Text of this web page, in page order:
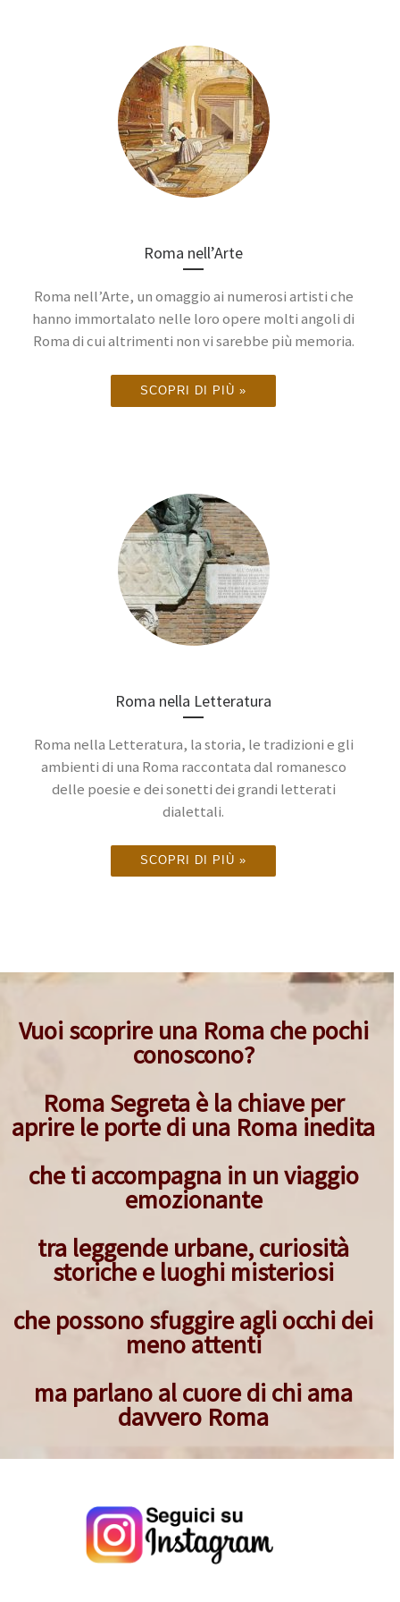
Roma nell’Arte
Roma nell’Arte, un omaggio ai numerosi artisti che
hanno immortalato nelle loro opere molti angoli di
Roma di cui altrimenti non vi sarebbe più memoria.
SCOPRI DI PIÙ »
Roma nella Letteratura
Roma nella Letteratura, la storia, le tradizioni e gli
ambienti di una Roma raccontata dal romanesco
delle poesie e dei sonetti dei grandi letterati
dialettali.
SCOPRI DI PIÙ »
Vuoi scoprire una Roma che pochi
conoscono?
Roma Segreta è la chiave per
aprire le porte di una Roma inedita
che ti accompagna in un viaggio
emozionante
tra leggende urbane, curiosità
storiche e luoghi misteriosi
che possono sfuggire agli occhi dei
meno attenti
ma parlano al cuore di chi ama
davvero Roma